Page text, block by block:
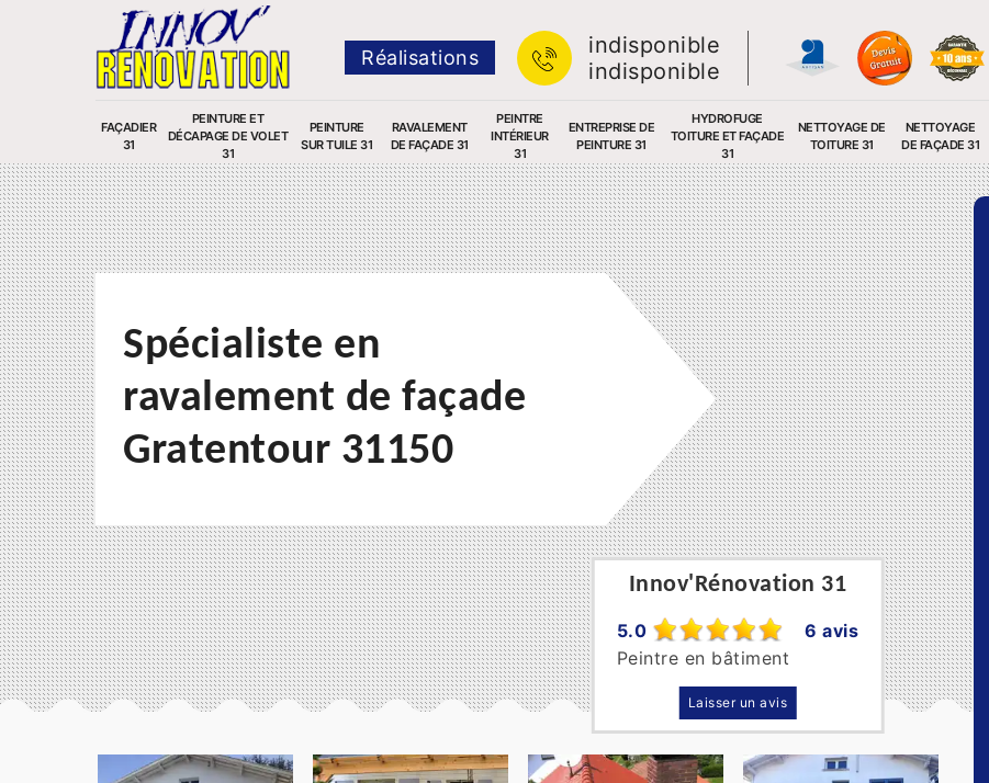
Réalisations
indisponible
indisponible
FAÇADIER
31
PEINTURE ET
DÉCAPAGE DE VOLET
31
PEINTURE
SUR TUILE 31
RAVALEMENT
DE FAÇADE 31
PEINTRE
INTÉRIEUR
31
ENTREPRISE DE
PEINTURE 31
HYDROFUGE
TOITURE ET FAÇADE
31
NETTOYAGE DE
TOITURE 31
NETTOYAGE
DE FAÇADE 31
Innov'Rénovation 31
5.0
6 avis
Peintre en bâtiment
Laisser un avis
Spécialiste en
ravalement de façade
Gratentour 31150